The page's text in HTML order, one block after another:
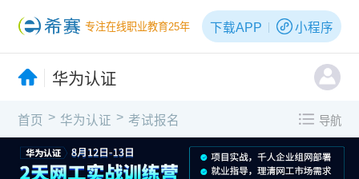
专注在线职业教育25年 下载APP 小程序
华为认证
首页 > 华为认证 > 考试报名 导航